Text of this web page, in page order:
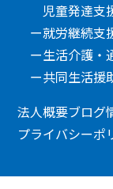
児童発達支
就労継続支
生活介護・
共同生活援
法人概要ブログ
プライバシーポ